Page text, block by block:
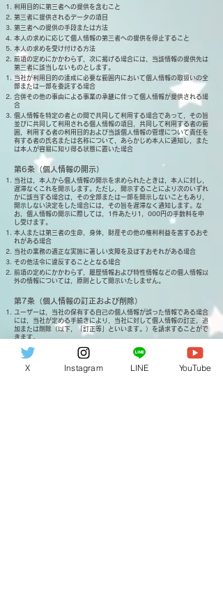
利用目的に第三者への提供を含むこと
第三者に提供されるデータの項目
第三者への提供の手段または方法
本人の求めに応じて個人情報の第三者への提供を停止すること
本人の求めを受け付ける方法
前項の定めにかかわらず，次に掲げる場合には，当該情報の提供先は
第三者に該当しないものとします。
当社が利用目的の達成に必要な範囲内において個人情報の取扱いの全
部または一部を委託する場合
合併その他の事由による事業の承継に伴って個人情報が提供される場
合
個人情報を特定の者との間で共同して利用する場合であって，その旨
並びに共同して利用される個人情報の項目，共同して利用する者の範
囲，利用する者の利用目的および当該個人情報の管理について責任を
有する者の氏名または名称について，あらかじめ本人に通知し，また
は本人が容易に知り得る状態に置いた場合
第6条（個人情報の開示）
当社は，本人から個人情報の開示を求められたときは，本人に対し，
遅滞なくこれを開示します。ただし，開示することにより次のいずれ
かに該当する場合は，その全部または一部を開示しないこともあり，
開示しない決定をした場合には，その旨を遅滞なく通知します。な
お，個人情報の開示に際しては，1件あたり1，000円の手数料を申
し受けます。
本人または第三者の生命，身体，財産その他の権利利益を害するおそ
れがある場合
当社の業務の適正な実施に著しい支障を及ぼすおそれがある場合
その他法令に違反することとなる場合
前項の定めにかかわらず，履歴情報および特性情報などの個人情報以
外の情報については，原則として開示いたしません。​
第7条（個人情報の訂正および削除）
ユーザーは，当社の保有する自己の個人情報が誤った情報である場合
には，当社が定める手続きにより，当社に対して個人情報の訂正，追
加または削除（以下，「訂正等」といいます。）を請求することがで
きます。
当社は，ユーザーから前項の請求を受けてその請求に応じる必要があ
ると判断した場合には，遅滞なく，当該個人情報の訂正等を行うもの
とします。
当社は，前項の規定に基づき訂正等を行った場合，または訂正等を行
X Instagram LINE YouTube